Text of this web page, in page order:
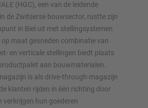
(HGC), een van de leidende
de Zwitserse bouwsector, rustte zijn
in Biel uit met stellingsystemen
op maat gesneden combinatie van
en verticale stellingen biedt plaats
aan bouwmaterialen.
is als drive-through-magazijn
klanten rijden in één richting door
verkrijgen hun goederen